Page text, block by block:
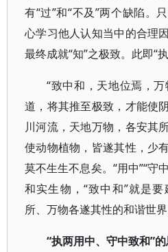
有“过”和“不及”两个缺陷。
心学习他人认知当中的合理
最终成就“知”之极致。此即“执
“致中和，天地位焉，万
道，将其推至极致，才能使
川河流，天地万物，各安其
使动物植物，皆遂其性，少
莫不生生不息矣。“用中”“守
和实生物，“致中和”就是
所、万物各遂其性的和谐世界
“执两用中、守中致和”